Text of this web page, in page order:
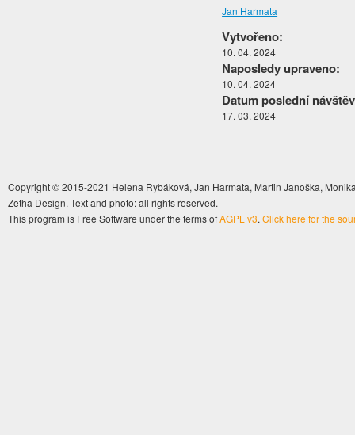
Jan Harmata
Vytvořeno:
10. 04. 2024
Naposledy upraveno:
10. 04. 2024
Datum poslední
17. 03. 2024
Copyright © 2015-2021 Helena Rybáková, Jan Harmata, Martin Janoška,
Zetha Design. Text and photo: all rights reserved.
This program is Free Software under the terms ofAGPL v3. Click here for the